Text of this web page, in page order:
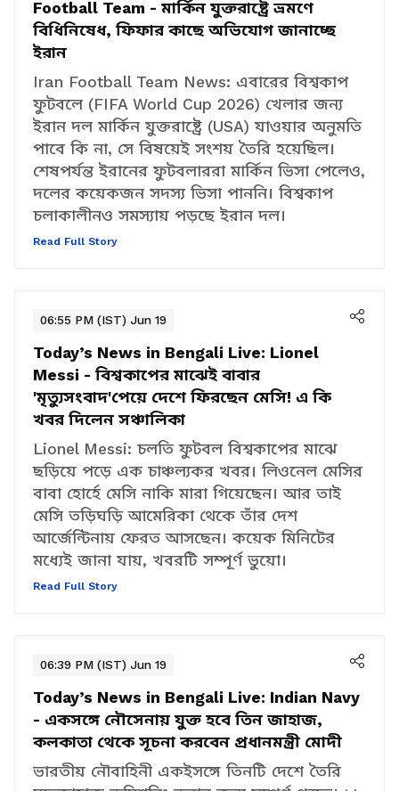
Today’s News in Bengali Live: Iran
Football Team - মার্কিন যুক্তরাষ্ট্রে ভ্রমণে
বিধিনিষেধ, ফিফার কাছে অভিযোগ জানাচ্ছে
ইরান
Iran Football Team News: এবারের বিশ্বকাপ
ফুটবলে (FIFA World Cup 2026) খেলার জন্য
ইরান দল মার্কিন যুক্তরাষ্ট্রে (USA) যাওয়ার অনুমতি
পাবে কি না, সে বিষয়েই সংশয় তৈরি হয়েছিল।
শেষপর্যন্ত ইরানের ফুটবলাররা মার্কিন ভিসা পেলেও,
দলের কয়েকজন সদস্য ভিসা পাননি। বিশ্বকাপ
চলাকালীনও সমস্যায় পড়ছে ইরান দল।
06:55 PM (IST) Jun 19
Today’s News in Bengali Live:
Messi - বিশ্বকাপের মাঝেই বাবার
'মৃত্যুসংবাদ'পেয়ে দেশে ফিরছেন মেসি! এ কি
খবর দিলেন সঞ্চালিকা
Lionel Messi: চলতি ফুটবল বিশ্বকাপের মাঝে
ছড়িয়ে পড়ে এক চাঞ্চল্যকর খবর। লিওনেল মেসির
বাবা হোর্হে মেসি নাকি মারা গিয়েছেন। আর তাই
মেসি তড়িঘড়ি আমেরিকা থেকে তাঁর দেশ
আর্জেন্টিনায় ফেরত আসছেন। কয়েক মিনিটের
মধ্যেই জানা যায়, খবরটি সম্পূর্ণ ভুয়ো।
06:39 PM (IST) Jun 19
Today’s News in Bengali Live: Indian Navy
- একসঙ্গে নৌসেনায় যুক্ত হবে তিন জাহাজ,
কলকাতা থেকে সূচনা করবেন প্রধানমন্ত্রী মোদী